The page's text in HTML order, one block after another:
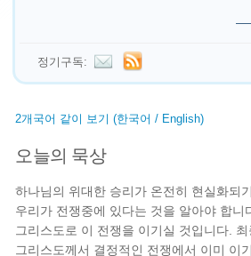
—
정기구독:
2개국어 같이 보기 (한국어 / English)
오늘의 묵상
하나님의 위대한 승리가 온전히 현실화되
우리가 전쟁중에 있다는 것을 알아야 합니
그리스도로 이 전쟁을 이기실 것입니다.
그리스도께서 결정적인 전쟁에서 이미 이